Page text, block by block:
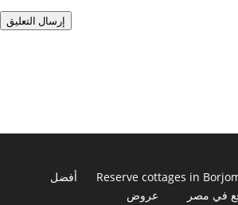
إرسال التعليق
Reserve cottages in
أفضل
في مصر
عروض